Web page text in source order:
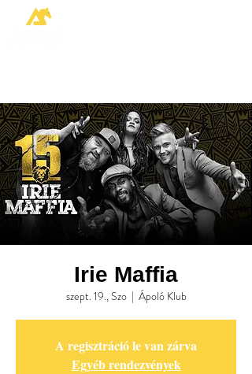
Irie Maffia
szept. 19., Szo
  |
Ápoló Klub
A regisztráció le van zárva
Egyéb rendezvények